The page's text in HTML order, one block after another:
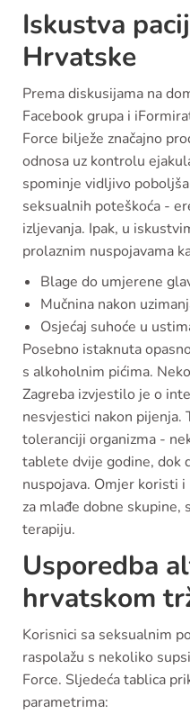
Iskustva
Hrvatske
Prema diskusijama na
Facebook grupa i
Force bilježe značajno
odnosa uz kontrolu
spominje vidljivo
seksualnih poteškoća -
izljevanja. Ipak, u
prolaznim nuspojavama
Blage do umjerene
Mučnina nakon
Osjećaj suhoće u
Posebno istaknuta
s alkoholnim pićima.
Zagreba izvjestilo je o
nesvjestici nakon pijenja.
toleranciji organizma -
tablete dvije godine, dok
nuspojava. Omjer koristi
za mlađe dobne skupine,
terapiju.
Usporedba
hrvatskom
Korisnici sa seksualnim
raspolažu s nekoliko
Force. Sljedeća tablica
parametrima: